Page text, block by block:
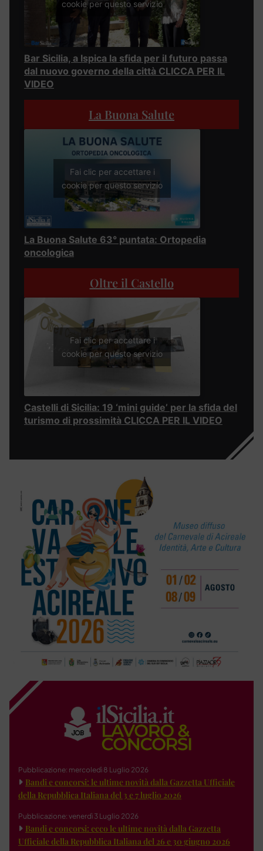
cookie per questo servizio
Bar Sicilia, a Ispica la sfida per il futuro passa
dal nuovo governo della città CLICCA PER IL
VIDEO
La Buona Salute
Fai clic per accettare i
cookie per questo servizio
La Buona Salute 63° puntata: Ortopedia
oncologica
Oltre il Castello
Fai clic per accettare i
cookie per questo servizio
Castelli di Sicilia: 19 ‘mini guide’ per la sfida del
turismo di prossimità CLICCA PER IL VIDEO
Pubblicazione: mercoledì 8 Luglio 2026
Bandi e concorsi: le ultime novità dalla Gazzetta Ufficiale
della Repubblica Italiana del 3 e 7 luglio 2026
Pubblicazione: venerdì 3 Luglio 2026
Bandi e concorsi: ecco le ultime novità dalla Gazzetta
Ufficiale della Repubblica Italiana del 26 e 30 giugno 2026